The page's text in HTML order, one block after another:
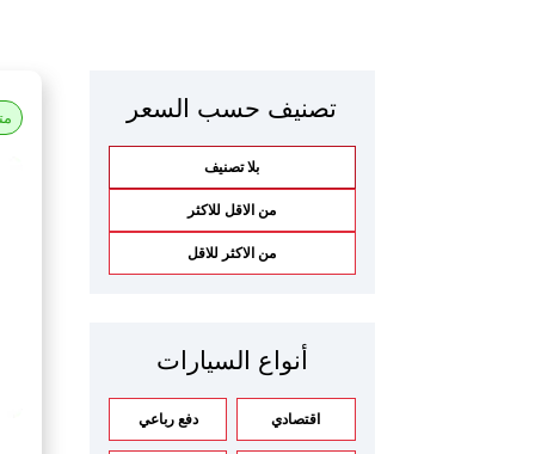
تصنيف حسب السعر
بلا تصنيف
من الاقل للاكثر
من الاكثر للاقل
أنواع السيارات
اقتصادي دفع رباعي